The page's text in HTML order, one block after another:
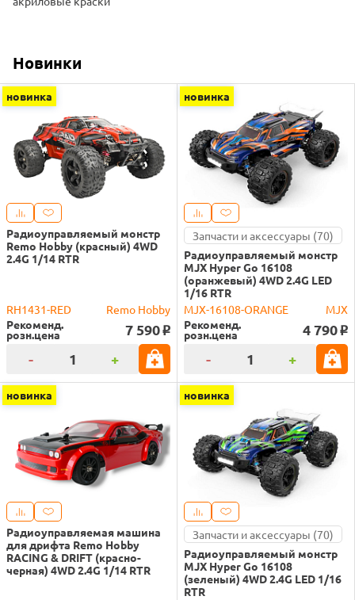
Новинки
новинка
Радиоуправляемый монстр
Remo Hobby (красный) 4WD
2.4G 1/14 RTR
RH1431-RED
Remo Hobby
Рекоменд.
розн.цена 7 590 o
- +
новинка
Запчасти и аксессуары (70)
Радиоуправляемый монстр
MJX Hyper Go 16108
(оранжевый) 4WD 2.4G LED
1/16 RTR
MJX-16108-ORANGE
MJX
Рекоменд.
розн.цена 4 790 o
- +
новинка
Радиоуправляемая машина
для дрифта Remo Hobby
RACING & DRIFT (красно-
черная) 4WD 2.4G 1/14 RTR
новинка
Запчасти и аксессуары (70)
Радиоуправляемый монстр
MJX Hyper Go 16108
(зеленый) 4WD 2.4G LED 1/16
RTR